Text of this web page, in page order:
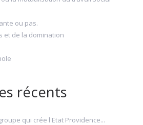
ou pas.
et de la domination
récents
qui crée l'Etat Providence...